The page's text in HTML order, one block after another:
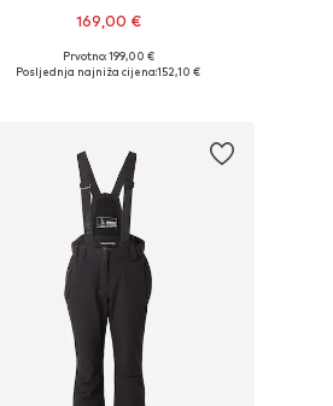
169,00 €
Dostupne veličine: M
Prvotno: 199,00 €
Posljednja najniža cijena:152,10 €